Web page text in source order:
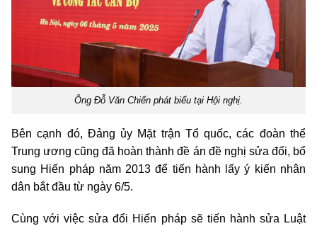
Ông Đỗ Văn Chiến phát biểu tại Hội nghị.
Bên cạnh đó, Đảng ủy Mặt trận Tổ quốc, các đoàn thể
Trung ương cũng đã hoàn thành đề án đề nghị sửa đổi, bổ
sung Hiến pháp năm 2013 để tiến hành lấy ý kiến nhân
dân bắt đầu từ ngày 6/5.
Cùng với việc sửa đổi Hiến pháp sẽ tiến hành sửa Luật